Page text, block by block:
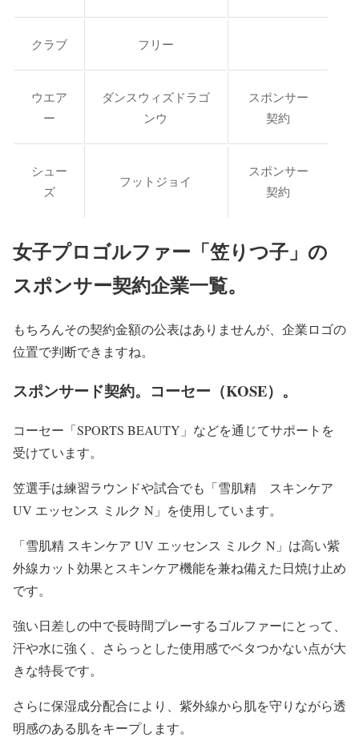
クラブ フリー
ウエア
ー
ダンスウィズドラゴ
ンウ
スポンサー
契約
シュー
ズ
フットジョイ
スポンサー
契約
女子プロゴルファー「笠りつ子」の
スポンサー契約企業一覧。
もちろんその契約金額の公表はありませんが、企業ロゴの
位置で判断できますね。
スポンサード契約。コーセー（KOSE）。
コーセー「SPORTS BEAUTY」などを通じてサポートを
受けています。
笠選手は練習ラウンドや試合でも「雪肌精 スキンケア
UV エッセンス ミルク N」を使用しています。
「雪肌精 スキンケア UV エッセンス ミルク N」は高い紫
外線カット効果とスキンケア機能を兼ね備えた日焼け止め
です。
強い日差しの中で長時間プレーするゴルファーにとって、
汗や水に強く、さらっとした使用感でベタつかない点が大
きな特長です。
さらに保湿成分配合により、紫外線から肌を守りながら透
明感のある肌をキープします。